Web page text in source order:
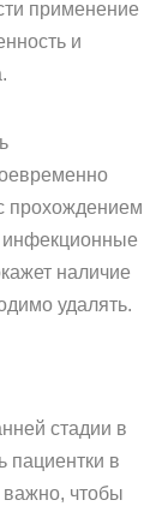
применение
и
прохождением
инфекционные
наличие
удалять.
стадии в
пациентки в
важно, чтобы